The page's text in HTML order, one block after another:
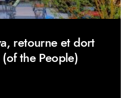
retourne et dort
the People)